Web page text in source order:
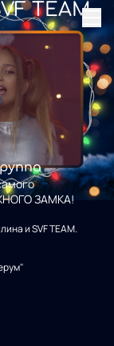
TEAM.
ЗАМКА!
и SVF TEAM.